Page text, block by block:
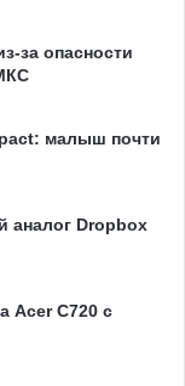
за опасности
малыш почти
аналог Dropbox
Acer C720 с